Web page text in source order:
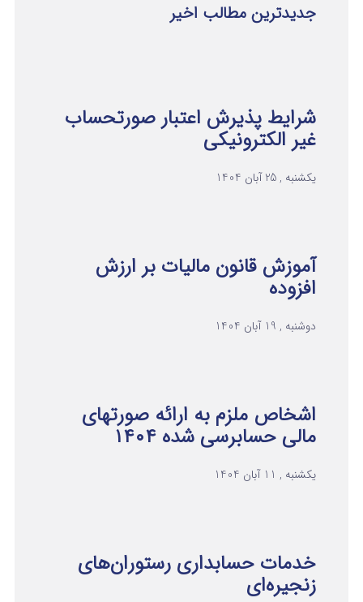
جدیدترین مطالب اخیر
شرایط پذیرش اعتبار صورتحساب
غیر الکترونیکی
یکشنبه , 25 آبان 1404
آموزش قانون مالیات بر ارزش
افزوده
دوشنبه , 19 آبان 1404
اشخاص ملزم به ارائه صورتهای
مالی حسابرسی شده ۱۴۰۴
یکشنبه , 11 آبان 1404
خدمات حسابداری رستوران‌های
زنجیره‌ای